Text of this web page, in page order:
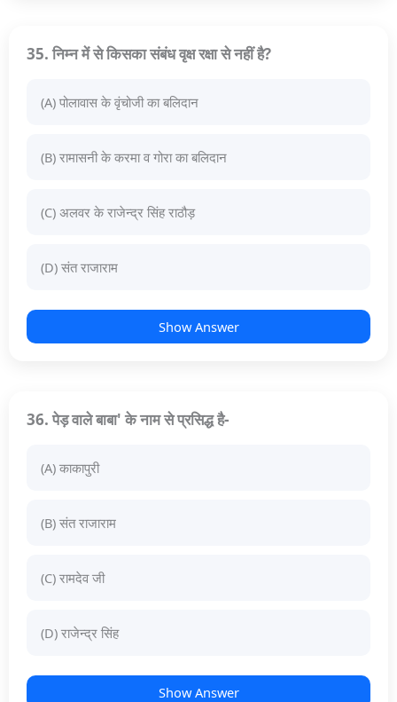
35. निम्न में से किसका संबंध वृक्ष रक्षा से नहीं है?
(A) पोलावास के वृंचोजी का बलिदान
(B) रामासनी के करमा व गोरा का बलिदान
(C) अलवर के राजेन्द्र सिंह राठौड़
(D) संत राजाराम
Show Answer
36. पेड़ वाले बाबा' के नाम से प्रसिद्ध है-
(A) काकापुरी
(B) संत राजाराम
(C) रामदेव जी
(D) राजेन्द्र सिंह
Show Answer